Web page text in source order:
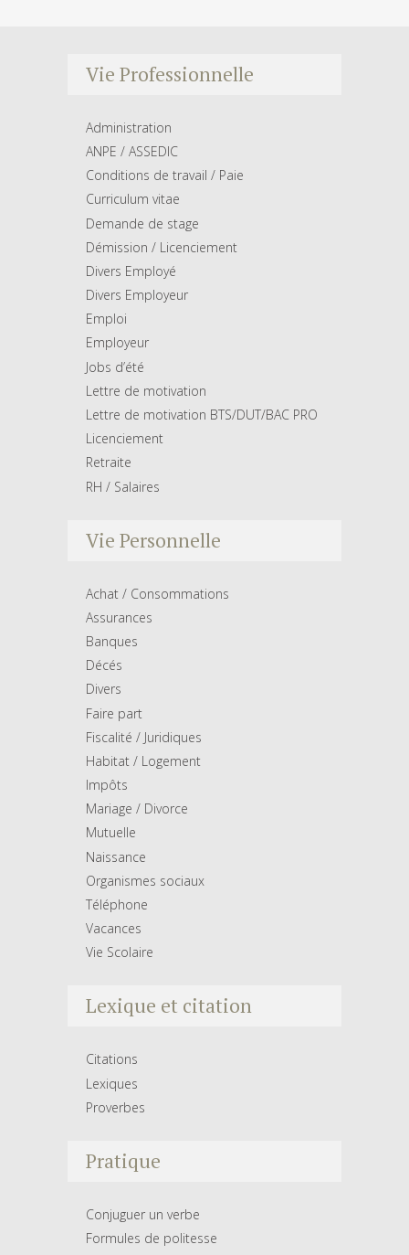
Vie Professionnelle
Administration
ANPE / ASSEDIC
Conditions de travail / Paie
Curriculum vitae
Demande de stage
Démission / Licenciement
Divers Employé
Divers Employeur
Emploi
Employeur
Jobs d’été
Lettre de motivation
Lettre de motivation BTS/DUT/BAC PRO
Licenciement
Retraite
RH / Salaires
Vie Personnelle
Achat / Consommations
Assurances
Banques
Décés
Divers
Faire part
Fiscalité / Juridiques
Habitat / Logement
Impôts
Mariage / Divorce
Mutuelle
Naissance
Organismes sociaux
Téléphone
Vacances
Vie Scolaire
Lexique et citation
Citations
Lexiques
Proverbes
Pratique
Conjuguer un verbe
Formules de politesse